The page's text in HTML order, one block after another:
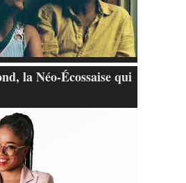
la Néo-Écossaise qui